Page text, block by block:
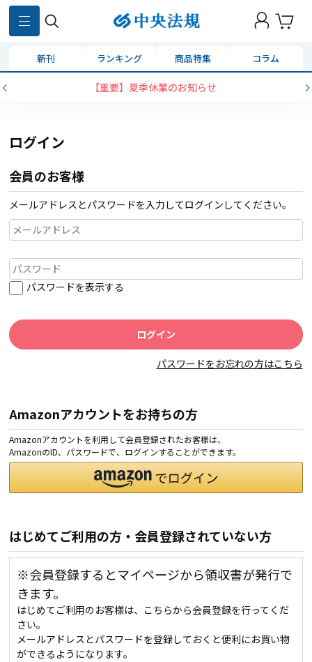
新刊 ランキング 商品特集 コラム
【重要】夏季休業のお知らせ
ログイン
会員のお客様
メールアドレスとパスワードを入力してログインしてください。
パスワードを表示する
パスワードをお忘れの方はこちら
Amazonアカウントをお持ちの方
Amazonアカウントを利用して会員登録されたお客様は、
AmazonのID、パスワードで、ログインすることができます。
はじめてご利用の方・会員登録されていない方
※会員登録するとマイページから領収書が発行で
きます。
はじめてご利用のお客様は、こちらから会員登録を行ってくだ
さい。
メールアドレスとパスワードを登録しておくと便利にお買い物
ができるようになります。